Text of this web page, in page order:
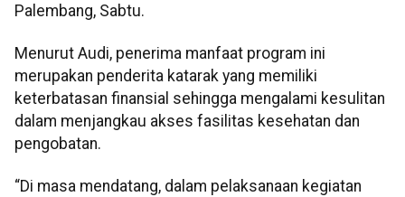
Palembang, Sabtu.
Menurut Audi, penerima manfaat program ini
merupakan penderita katarak yang memiliki
keterbatasan finansial sehingga mengalami kesulitan
dalam menjangkau akses fasilitas kesehatan dan
pengobatan.
“Di masa mendatang, dalam pelaksanaan kegiatan